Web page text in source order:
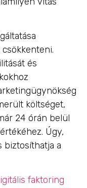
és
költséget,
24 órán belül
Úgy,
biztosíthatja a
faktoring